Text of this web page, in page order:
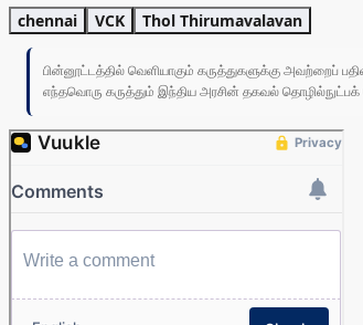
chennai VCK Thol Thirumavalavan
பின்னூட்டத்தில் வெளியாகும் கருத்துகளுக்கு அவற்றைப்
எந்தவொரு கருத்தும் இந்திய அரசின் தகவல் தொழில்நுட்பக்